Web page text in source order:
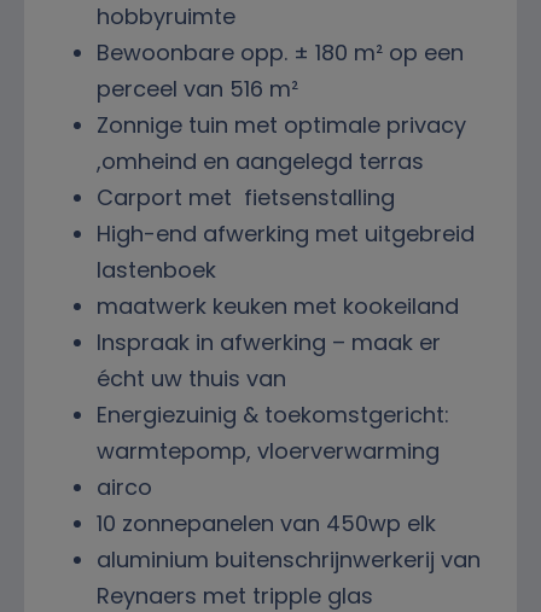
hobbyruimte
Bewoonbare opp. ± 180 m² op een
perceel van 516 m²
Zonnige tuin met optimale privacy
,omheind en aangelegd terras
Carport met fietsenstalling
High-end afwerking met uitgebreid
lastenboek
maatwerk keuken met kookeiland
Inspraak in afwerking – maak er
écht uw thuis van
Energiezuinig & toekomstgericht:
warmtepomp, vloerverwarming
airco
10 zonnepanelen van 450wp elk
aluminium buitenschrijnwerkerij van
Reynaers met tripple glas